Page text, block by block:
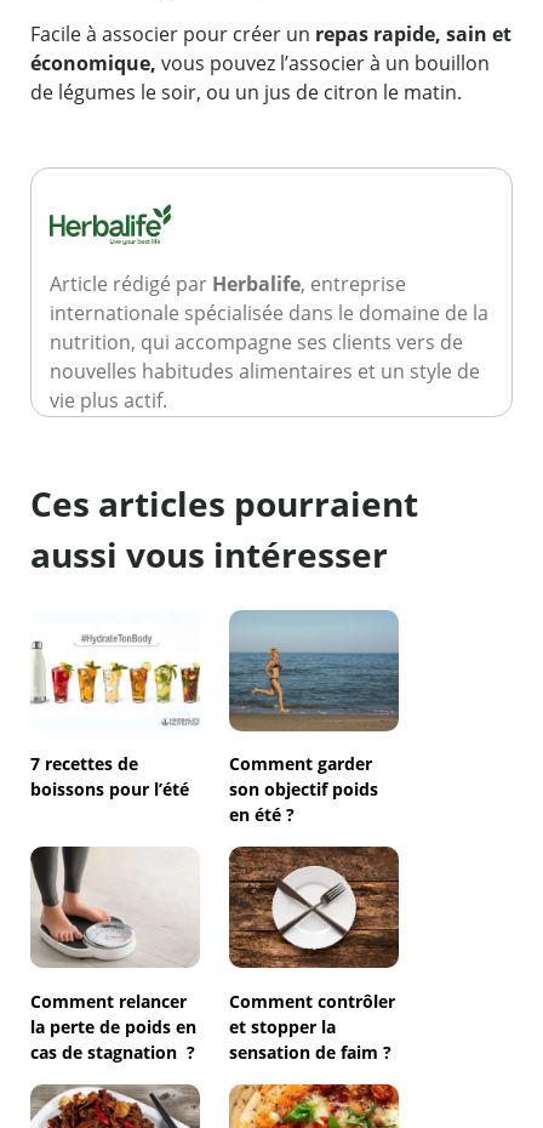
Facile à associer pour créer un repas rapide, sain et
économique, vous pouvez l’associer à un bouillon
de légumes le soir, ou un jus de citron le matin.
Article rédigé par Herbalife, entreprise
internationale spécialisée dans le domaine de la
nutrition, qui accompagne ses clients vers de
nouvelles habitudes alimentaires et un style de
vie plus actif.
Ces articles pourraient
aussi vous intéresser
7 recettes de
boissons pour l’été
Comment garder
son objectif poids
en été ?
Comment relancer
la perte de poids en
cas de stagnation ?
Comment contrôler
et stopper la
sensation de faim ?